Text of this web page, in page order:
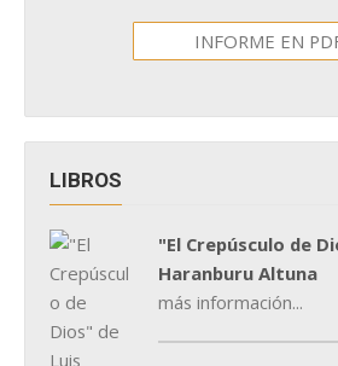
INFORME EN
LIBROS
"El Crepúsculo de
Haranburu Altuna
más información...